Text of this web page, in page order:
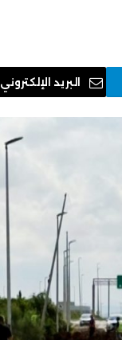
البريد الإلكتروني